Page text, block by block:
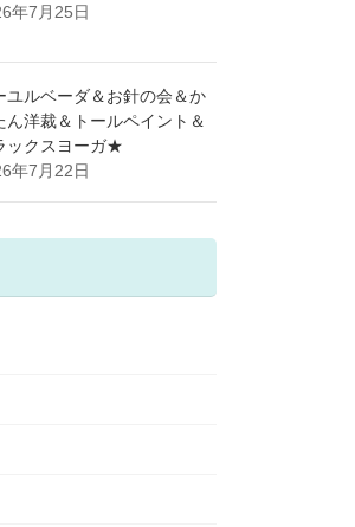
年7月25日
ユルベーダ＆お針の会＆か
ん洋裁＆トールペイント＆
ックスヨーガ★
年7月22日